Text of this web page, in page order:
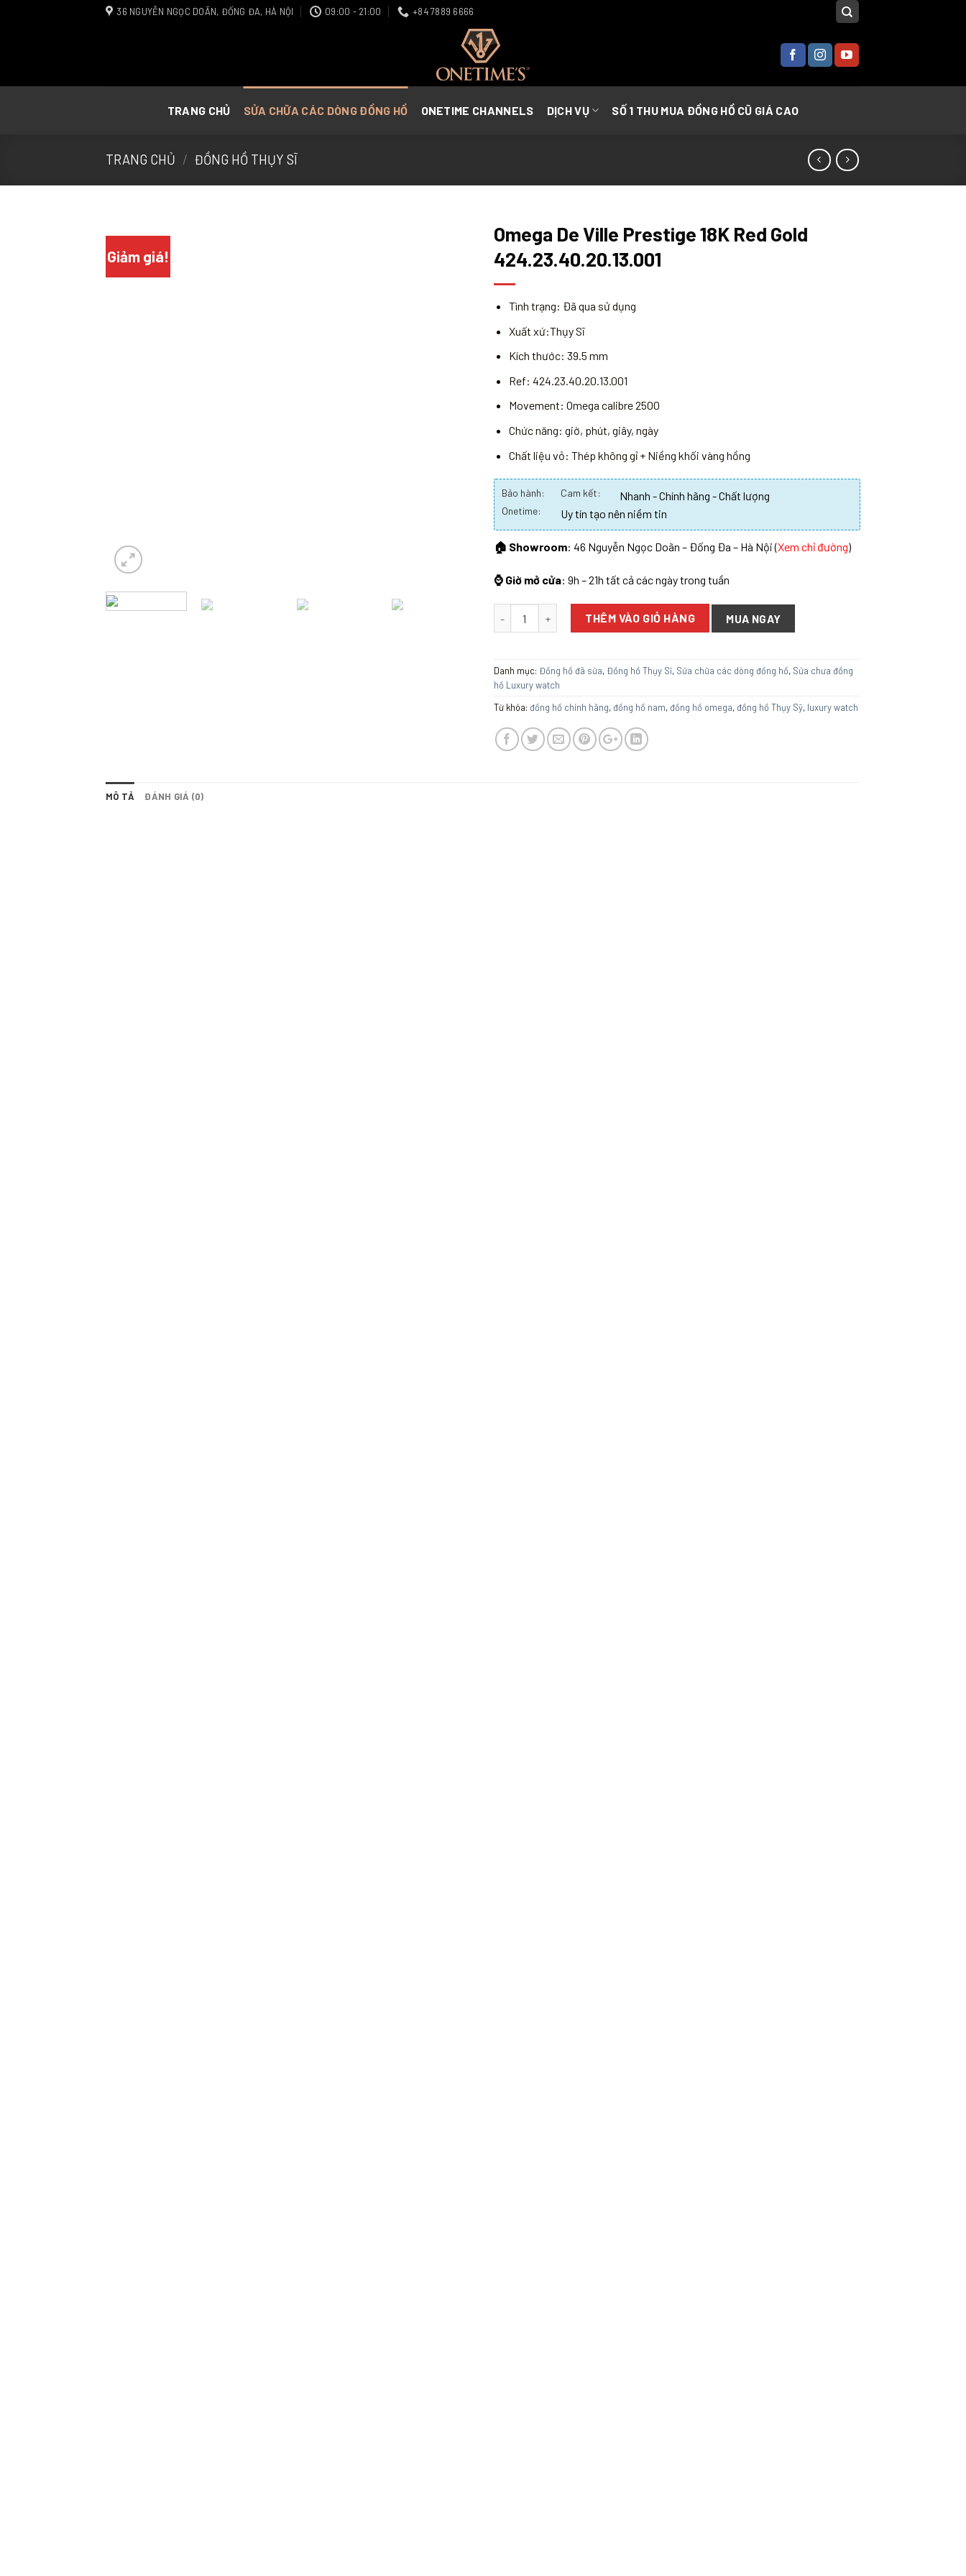
36 NGUYỄN NGỌC DOÃN, ĐỐNG ĐA, HÀ NỘI 09:00 - 21:00 +84 7889 6666
TRANG CHỦ SỬA CHỮA CÁC DÒNG ĐỒNG HỒ ONETIME CHANNELS DỊCH VỤ SỐ 1 THU MUA ĐỒNG HỒ CŨ GIÁ CAO
TRANG CHỦ / ĐỒNG HỒ THỤY SĨ
Giảm giá!
Omega De Ville Prestige 18K Red Gold
424.23.40.20.13.001
Tình trạng: Đã qua sử dụng
Xuất xứ:Thụy Sĩ
Kích thước: 39.5 mm
Ref: 424.23.40.20.13.001
Movement: Omega calibre 2500
Chức năng: giờ, phút, giây, ngày
Chất liệu vỏ: Thép không gỉ + Niềng khối vàng hồng
Bảo hành: Cam kết: Nhanh - Chính hãng - Chất lượng
Onetime: Uy tín tạo nên niềm tin
🏠 Showroom: 46 Nguyễn Ngọc Doãn – Đống Đa – Hà Nội (Xem chỉ đường)
⌚ Giờ mở cửa: 9h – 21h tất cả các ngày trong tuần
THÊM VÀO GIỎ HÀNG MUA NGAY
Danh mục: Đồng hồ đã sửa, Đồng hồ Thụy Sĩ, Sửa chữa các dòng đồng hồ, Sửa chưa đồng
hồ Luxury watch
Từ khóa: đồng hồ chính hãng,đồng hồ nam,đồng hồ omega,đồng hồ Thụy Sỹ, luxury watch
MÔ TẢ ĐÁNH GIÁ (0)